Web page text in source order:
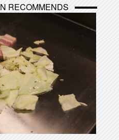
RECOMMENDS